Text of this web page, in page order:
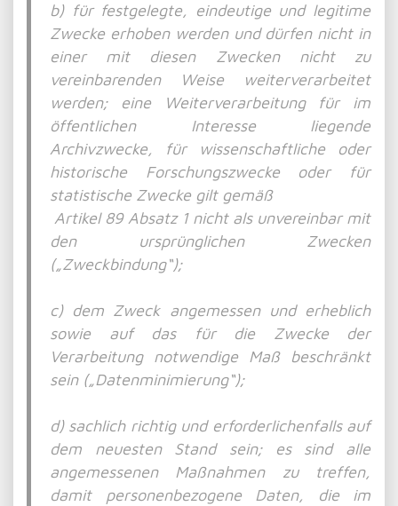
b) für festgelegte, eindeutige und legitime
Zwecke erhoben werden und dürfen nicht in
einer mit diesen Zwecken nicht zu
vereinbarenden Weise weiterverarbeitet
werden; eine Weiterverarbeitung für im
öffentlichen Interesse liegende
Archivzwecke, für wissenschaftliche oder
historische Forschungszwecke oder für
statistische Zwecke gilt gemäß
Artikel 89 Absatz 1 nicht als unvereinbar mit
den ursprünglichen Zwecken
(„Zweckbindung“);
c) dem Zweck angemessen und erheblich
sowie auf das für die Zwecke der
Verarbeitung notwendige Maß beschränkt
sein („Datenminimierung“);
d) sachlich richtig und erforderlichenfalls auf
dem neuesten Stand sein; es sind alle
angemessenen Maßnahmen zu treffen,
damit personenbezogene Daten, die im